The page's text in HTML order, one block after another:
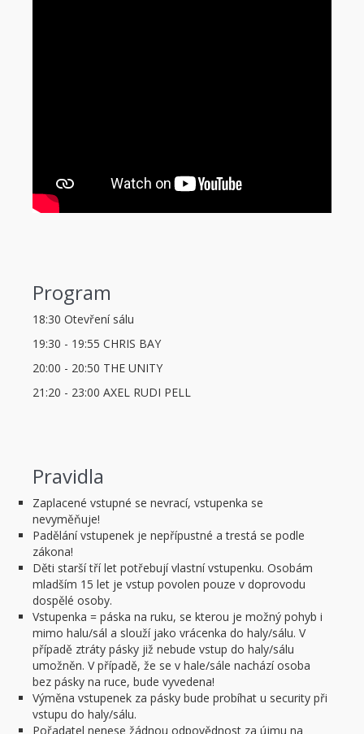
Program
18:30 Otevření sálu
19:30 - 19:55 CHRIS BAY
20:00 - 20:50 THE UNITY
21:20 - 23:00 AXEL RUDI PELL
Pravidla
Zaplacené vstupné se nevrací, vstupenka se
nevyměňuje!
Padělání vstupenek je nepřípustné a trestá se podle
zákona!
Děti starší tří let potřebují vlastní vstupenku. Osobám
mladším 15 let je vstup povolen pouze v doprovodu
dospělé osoby.
Vstupenka = páska na ruku, se kterou je možný pohyb i
mimo halu/sál a slouží jako vrácenka do haly/sálu. V
případě ztráty pásky již nebude vstup do haly/sálu
umožněn. V případě, že se v hale/sále nachází osoba
bez pásky na ruce, bude vyvedena!
Výměna vstupenek za pásky bude probíhat u security při
vstupu do haly/sálu.
Pořadatel nenese žádnou odpovědnost za újmu na